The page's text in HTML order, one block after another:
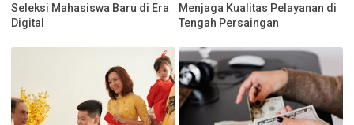
Seleksi Mahasiswa Baru di Era
Digital
Menjaga Kualitas Pelayanan di
Tengah Persaingan